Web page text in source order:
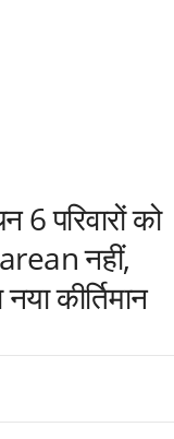
परिवारों को
नहीं,
कीर्तिमान